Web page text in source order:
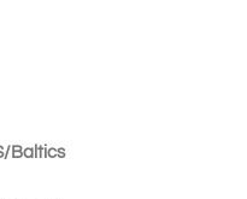
Baltics